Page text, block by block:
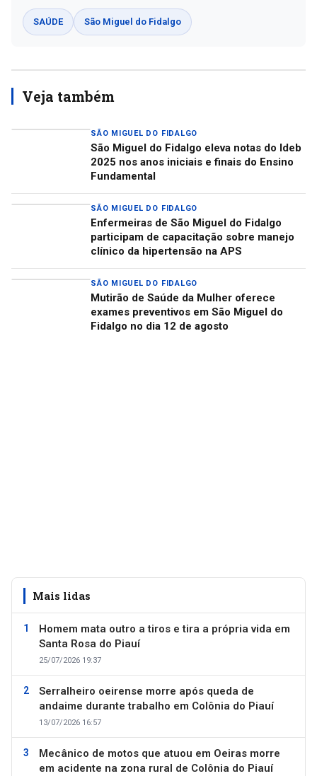
SAÚDE São Miguel do Fidalgo
Veja também
SÃO MIGUEL DO FIDALGO
São Miguel do Fidalgo eleva notas do Ideb
2025 nos anos iniciais e finais do Ensino
Fundamental
SÃO MIGUEL DO FIDALGO
Enfermeiras de São Miguel do Fidalgo
participam de capacitação sobre manejo
clínico da hipertensão na APS
SÃO MIGUEL DO FIDALGO
Mutirão de Saúde da Mulher oferece
exames preventivos em São Miguel do
Fidalgo no dia 12 de agosto
Mais lidas
Homem mata outro a tiros e tira a própria vida em
Santa Rosa do Piauí
25/07/2026 19:37
Serralheiro oeirense morre após queda de
andaime durante trabalho em Colônia do Piauí
13/07/2026 16:57
Mecânico de motos que atuou em Oeiras morre
em acidente na zona rural de Colônia do Piauí